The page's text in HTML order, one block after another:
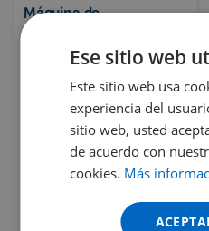
Máquina de
magnetoterapia Lumina
VET CLINIC – sin batería
Programas veterinarios
modernos
Posibilidad de editar
programas
Ideal para clínicas
veterinarias
Dispositivo técnico veterinario
Ese sitio web
Este sitio web usa
experiencia del
sitio web, usted
de acuerdo con
cookies. Más